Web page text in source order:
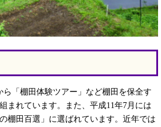
「棚田体験ツアー」など棚田を保全す
まれています。また、平成11年7月には
棚田百選」に選ばれています。近年では